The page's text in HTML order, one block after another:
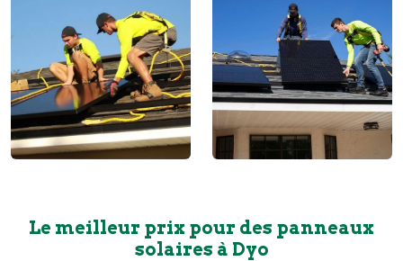
Le meilleur prix pour des panneaux
solaires à Dyo